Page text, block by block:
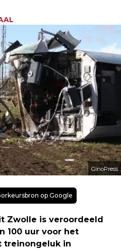
GinoPress
op Google
Zwolle is veroordeeld
100 uur voor het
treinongeluk in